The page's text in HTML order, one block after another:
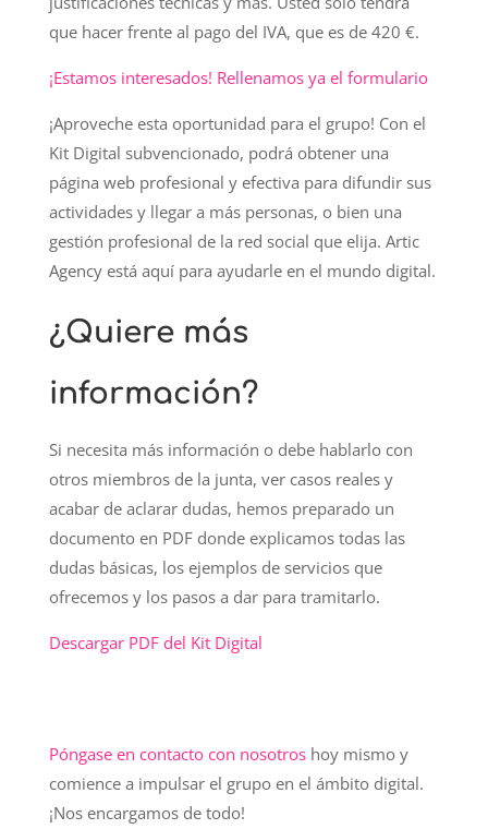
que hacer frente al pago del IVA, que es de 420 €.
¡Estamos interesados! Rellenamos ya el formulario
¡Aproveche esta oportunidad para el grupo! Con el
Kit Digital subvencionado, podrá obtener una
página web profesional y efectiva para difundir sus
actividades y llegar a más personas, o bien una
gestión profesional de la red social que elija. Artic
Agency está aquí para ayudarle en el mundo digital.
¿Quiere más
información?
Si necesita más información o debe hablarlo con
otros miembros de la junta, ver casos reales y
acabar de aclarar dudas, hemos preparado un
documento en PDF donde explicamos todas las
dudas básicas, los ejemplos de servicios que
ofrecemos y los pasos a dar para tramitarlo.
Descargar PDF del Kit Digital
Póngase en contacto con nosotroshoy mismo y
comience a impulsar el grupo en el ámbito digital.
¡Nos encargamos de todo!